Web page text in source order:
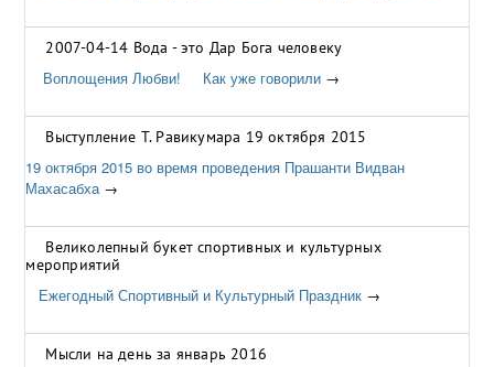
2007-04-14 Вода - это Дар Бога человеку
Воплощения Любви! Как уже говорили →
Выступление Т. Равикумара 19 октября 2015
19 октября 2015 во время проведения Прашанти Видван
Махасабха→
Великолепный букет спортивных и культурных
мероприятий
Ежегодный Спортивный и Культурный Праздник →
Мысли на день за январь 2016